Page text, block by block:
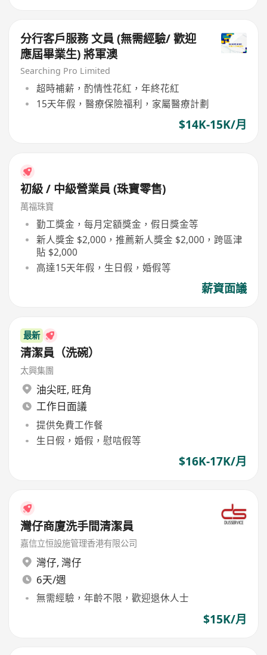
分行客戶服務 文員 (無需經驗/ 歡迎
應屆畢業生) 將軍澳
Searching Pro Limited
超時補薪，酌情性花紅，年終花紅
15天年假，醫療保險福利，家屬醫療計劃
$14K-15K/月
初級 / 中級營業員 (珠寶零售)
萬福珠寶
勤工獎金，每月定額獎金，假日獎金等
新人獎金 $2,000，推薦新人獎金 $2,000，跨區津
貼 $2,000
高達15天年假，生日假，婚假等
薪資面議
最新
清潔員（洗碗）
太興集團
油尖旺, 旺角
工作日面議
提供免費工作餐
生日假，婚假，慰唁假等
$16K-17K/月
灣仔商廈洗手間清潔員
嘉信立恒設施管理香港有限公司
灣仔, 灣仔
6天/週
無需經驗，年齡不限，歡迎退休人士
$15K/月